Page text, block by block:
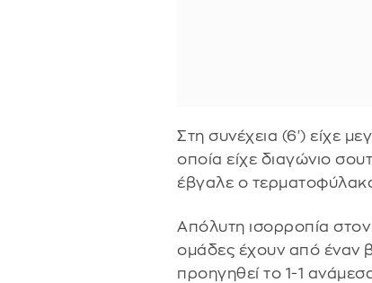
Στη συνέχεια (6') είχε
οποία είχε διαγώνιο
έβγαλε ο
Απόλυτη ισορροπία
ομάδες έχουν από έναν
προηγηθεί το 1-1